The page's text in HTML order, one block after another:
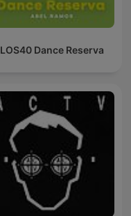
LOS40 Dance Reserva